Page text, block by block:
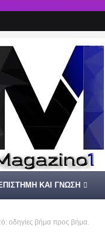
ΚΑΙ ΓΝΩΣΗ
οδηγίες βήμα προς βήμα.